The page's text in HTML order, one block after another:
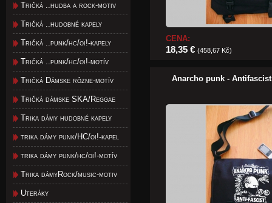
Tričká ..hudba a rock-motiv
Tričká ..hudobné kapely
Tričká ..punk/hc/oi!-kapely
Tričká ..punk/hc/oi!-motív
Tričká Dámske rôzne-motív
Tričká dámske SKA/Reggae
Trika dámy hudobné kapely
trika dámy punk/HC/oi!-kapel
trika dámy punk/hc/oi!-motív
Trika dámyRock/music-motiv
Uteráky
CENA:
18,35 € (458,67 Kč)
Anarcho punk -